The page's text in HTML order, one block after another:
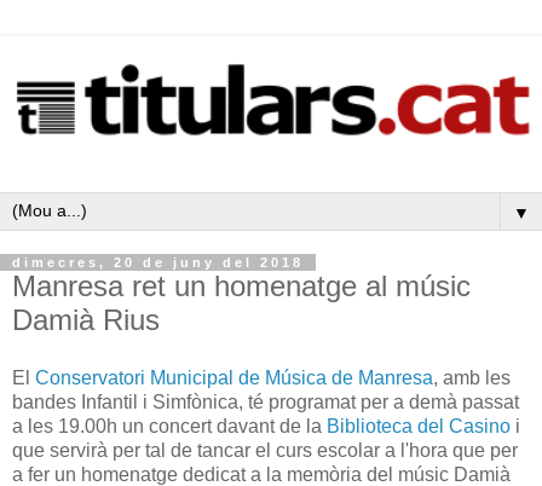
▼
dimecres, 20 de juny del 2018
Manresa ret un homenatge al músic
Damià Rius
El Conservatori Municipal de Música de Manresa, amb les
bandes Infantil i Simfònica, té programat per a demà passat
a les 19.00h un concert davant de la Biblioteca del Casino i
que servirà per tal de tancar el curs escolar a l'hora que per
a fer un homenatge dedicat a la memòria del músic Damià